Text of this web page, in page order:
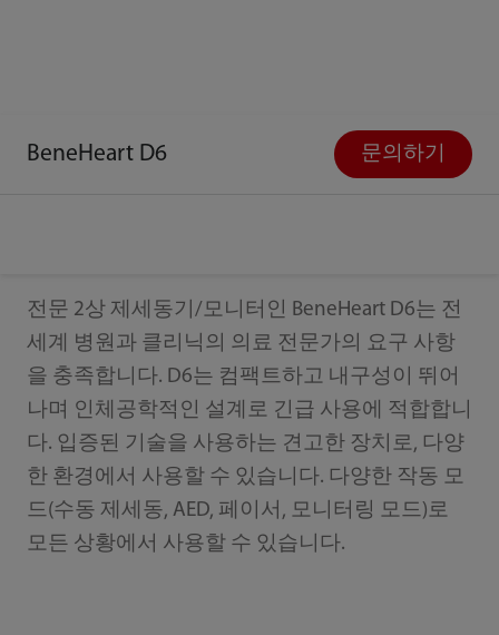
BeneHeart D6 문의하기
전문 2상 제세동기/모니터인 BeneHeart D6는 전
세계 병원과 클리닉의 의료 전문가의 요구 사항
을 충족합니다. D6는 컴팩트하고 내구성이 뛰어
나며 인체공학적인 설계로 긴급 사용에 적합합니
다. 입증된 기술을 사용하는 견고한 장치로, 다양
한 환경에서 사용할 수 있습니다. 다양한 작동 모
드(수동 제세동, AED, 페이서, 모니터링 모드)로
모든 상황에서 사용할 수 있습니다.